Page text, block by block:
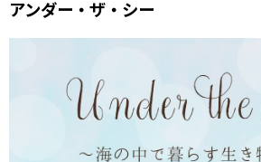
アンダー・ザ・シー